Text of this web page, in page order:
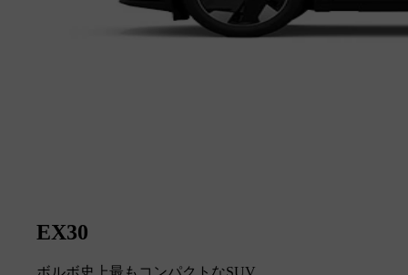
EX30
ボルボ史上最もコンパクトなSUV